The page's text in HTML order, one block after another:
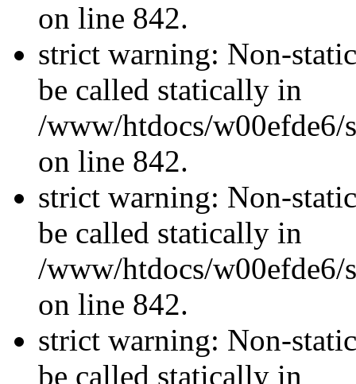
on line 842.
strict warning: Non-
be called statically in
/www/htdocs/w00efde6/
on line 842.
strict warning: Non-
be called statically in
/www/htdocs/w00efde6/
on line 842.
strict warning: Non-
be called statically in